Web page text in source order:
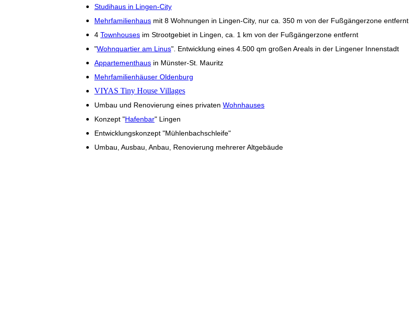
Studihaus in Lingen-City
Mehrfamilienhaus mit 8 Wohnungen in Lingen-City, nur ca. 350 m von der Fußgängerzone entfernt
4 Townhouses im Strootgebiet in Lingen, ca. 1 km von der Fußgängerzone entfernt
"Wohnquartier am Linus". Entwicklung eines 4.500 qm großen Areals in der Lingener Innenstadt
Appartementhaus in Münster-St. Mauritz
Mehrfamilienhäuser Oldenburg
VIYAS Tiny House Villages
Umbau und Renovierung eines privaten Wohnhauses
Konzept "Hafenbar" Lingen
Entwicklungskonzept "Mühlenbachschleife"
Umbau, Ausbau, Anbau, Renovierung mehrerer Altgebäude